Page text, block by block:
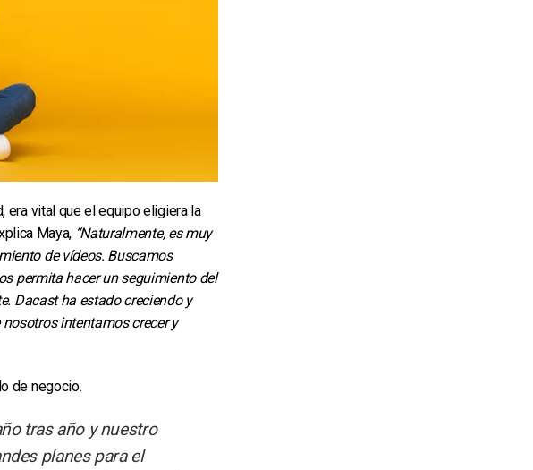
era vital que el equipo eligiera la
Maya, “Naturalmente, es muy
de vídeos. Buscamos
permita hacer un seguimiento del
Dacast ha estado creciendo y
intentamos crecer y
de negocio.
tras año y nuestro
planes para el